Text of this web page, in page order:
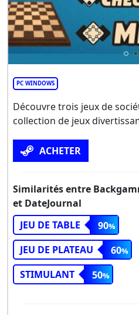
PC WINDOWS
Découvre trois jeux de
collection de jeux
ACHETER
Similarités entre
et DateJournal
JEU DE TABLE
90
JEU DE PLATEAU
60
STIMULANT
50